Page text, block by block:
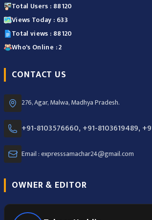
Total Users : 88120
Views Today : 633
Total views : 88120
Who's Online : 2
CONTACT US
276, Agar, Malwa, Madhya Pradesh.
+91-8103576660, +91-8103619489,
Email : expresssamachar24@gmail.com
OWNER & EDITOR